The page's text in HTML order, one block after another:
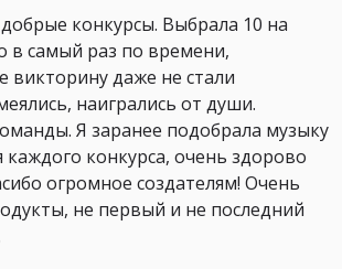
конкурсы. Выбрала 10 на
в самый раз по времени,
викторину даже не стали
наигрались от души.
Я заранее подобрала музыку
конкурса, очень здорово
огромное создателям! Очень
не первый и не последний